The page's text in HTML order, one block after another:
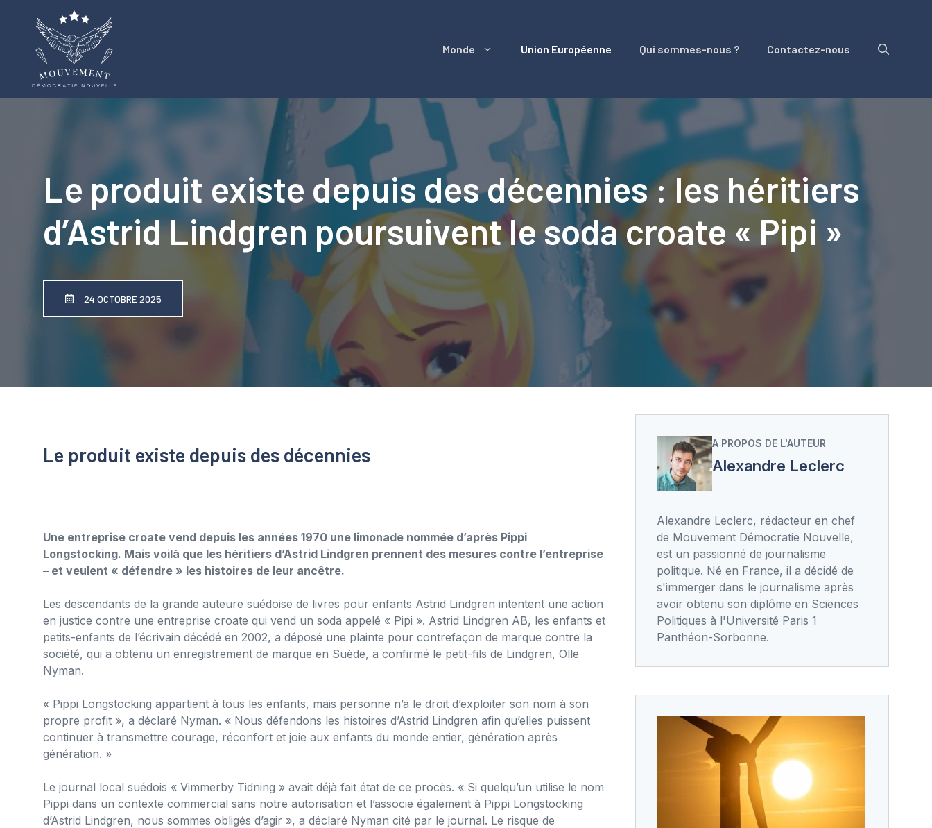
Monde Union Européenne Qui sommes-nous ? Contactez-nous
Le produit existe depuis des décennies : les héritiers
d’Astrid Lindgren poursuivent le soda croate « Pipi »
24 OCTOBRE 2025
Le produit existe depuis des décennies
Une entreprise croate vend depuis les années 1970 une limonade nommée d’après Pippi
Longstocking. Mais voilà que les héritiers d’Astrid Lindgren prennent des mesures contre l’entreprise
– et veulent « défendre » les histoires de leur ancêtre.
Les descendants de la grande auteure suédoise de livres pour enfants Astrid Lindgren intentent une action
en justice contre une entreprise croate qui vend un soda appelé « Pipi ». Astrid Lindgren AB, les enfants et
petits-enfants de l’écrivain décédé en 2002, a déposé une plainte pour contrefaçon de marque contre la
société, qui a obtenu un enregistrement de marque en Suède, a confirmé le petit-fils de Lindgren, Olle
Nyman.
« Pippi Longstocking appartient à tous les enfants, mais personne n’a le droit d’exploiter son nom à son
propre profit », a déclaré Nyman. « Nous défendons les histoires d’Astrid Lindgren afin qu’elles puissent
continuer à transmettre courage, réconfort et joie aux enfants du monde entier, génération après
génération. »
Le journal local suédois « Vimmerby Tidning » avait déjà fait état de ce procès. « Si quelqu’un utilise le nom
Pippi dans un contexte commercial sans notre autorisation et l’associe également à Pippi Longstocking
d’Astrid Lindgren, nous sommes obligés d’agir », a déclaré Nyman cité par le journal. Le risque de
A PROPOS DE L'AUTEUR
Alexandre Leclerc
Alexandre Leclerc, rédacteur en chef
de Mouvement Démocratie Nouvelle,
est un passionné de journalisme
politique. Né en France, il a décidé de
s'immerger dans le journalisme après
avoir obtenu son diplôme en Sciences
Politiques à l'Université Paris 1
Panthéon-Sorbonne.